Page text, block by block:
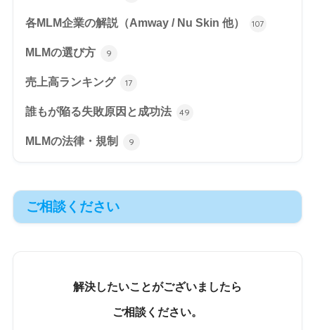
各MLM企業の解説（Amway / Nu Skin 他） 107
MLMの選び方 9
売上高ランキング 17
誰もが陥る失敗原因と成功法 49
MLMの法律・規制 9
ご相談ください
解決したいことがございましたら
ご相談ください。